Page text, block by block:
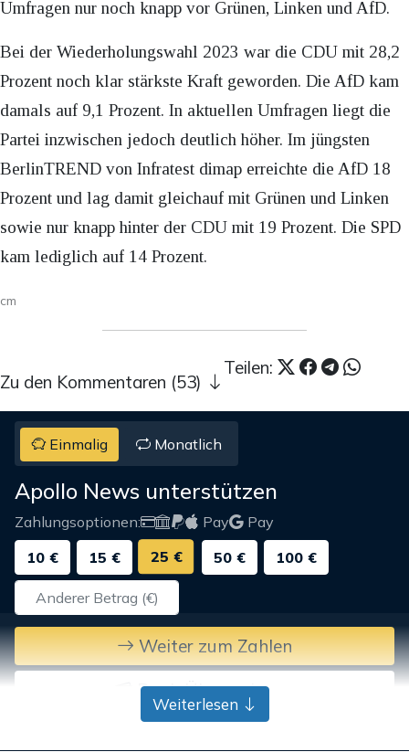
Umfragen nur noch knapp vor Grünen, Linken und AfD.
Bei der Wiederholungswahl 2023 war die CDU mit 28,2
Prozent noch klar stärkste Kraft geworden. Die AfD kam
damals auf 9,1 Prozent. In aktuellen Umfragen liegt die
Partei inzwischen jedoch deutlich höher. Im jüngsten
BerlinTREND von Infratest dimap erreichte die AfD 18
Prozent und lag damit gleichauf mit Grünen und Linken
sowie nur knapp hinter der CDU mit 19 Prozent. Die SPD
kam lediglich auf 14 Prozent.
cm
Teilen:
Zu den Kommentaren (53)
Einmalig Monatlich
Apollo News unterstützen
Zahlungsoptionen: Pay
Pay
10 €
15 € 25 € 50 € 100 €
Weiter zum Zahlen
Bank-Überweisung
Weiterlesen